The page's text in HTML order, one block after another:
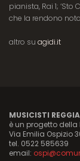
pianista, Rai 1;
che la rendono
altro su agidi.it
MUSICISTI
è un progetto della
Via Emilia Ospizio
tel. 0522 585639
email: